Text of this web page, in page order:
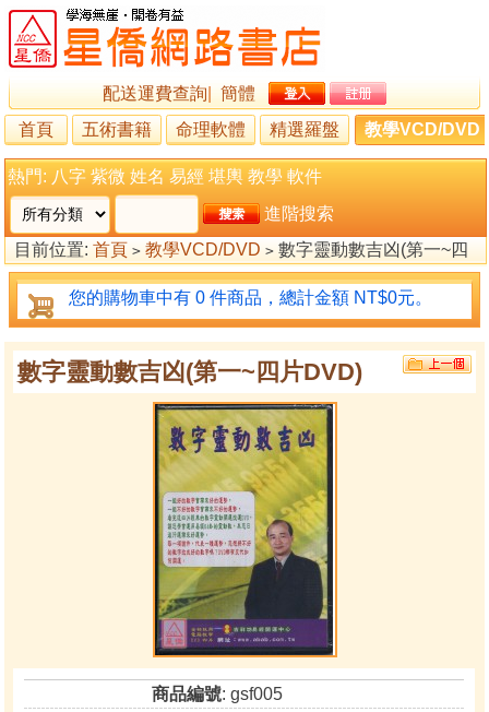
配送運費查詢
簡體
首頁
五術書籍 命理軟體 精選羅盤 教學VCD/DVD
熱門: 八字 紫微 姓名 易經 堪輿 教學 軟件
進階搜索
目前位置: 首頁 > 教學VCD/DVD > 數字靈動數吉凶(第一~四
片DVD)
您的購物車中有 0 件商品，總計金額 NT$0元。
數字靈動數吉凶(第一~四片DVD)
商品編號: gsf005